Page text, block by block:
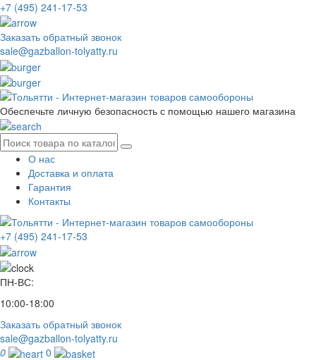
+7 (495) 241-17-53
Заказать обратный звонок
sale@gazballon-tolyatty.ru
Обеспечьте личную безопасность с помощью нашего магазина
О нас
Доставка и оплата
Гарантия
Контакты
+7 (495) 241-17-53
ПН-ВС:
10:00-18:00
Заказать обратный звонок
sale@gazballon-tolyatty.ru
0
0